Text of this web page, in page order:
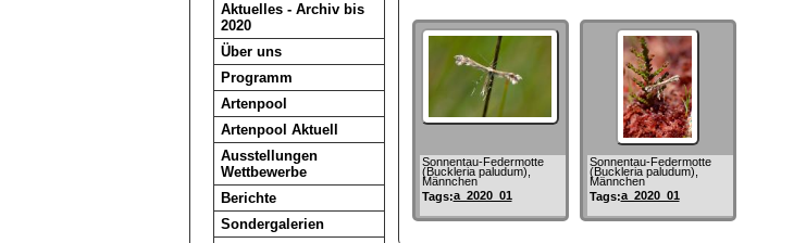
Aktuelles - Archiv bis
2020
Über uns
Programm
Artenpool
Artenpool Aktuell
Ausstellungen
Wettbewerbe
Berichte
Sondergalerien
Sonnentau-Federmotte
(Buckleria paludum),
Männchen
Tags:a_2020_01
Sonnentau-Federmotte
(Buckleria paludum),
Männchen
Tags:a_2020_01